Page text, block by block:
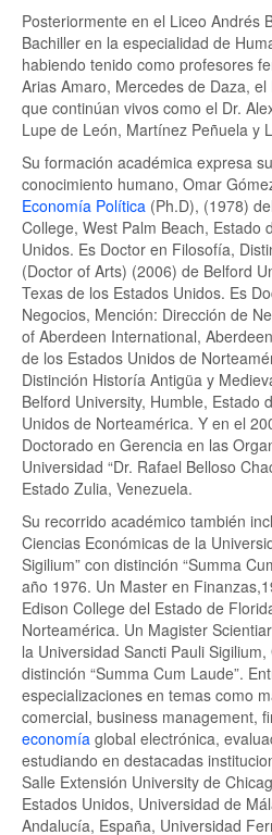
Posteriormente en el Liceo Andrés
Bachiller en la especialidad de
habiendo tenido como profesores
Arias Amaro, Mercedes de Daza,
que continúan vivos como el Dr.
Lupe de León, Martínez Peñuela y
Su formación académica expresa
conocimiento humano, Omar
Economía Política (Ph.D), (1978)
College, West Palm Beach, Estado
Unidos. Es Doctor en Filosofía,
(Doctor of Arts) (2006) de Belford
Texas de los Estados Unidos. Es
Negocios, Mención: Dirección de
of Aberdeen International,
de los Estados Unidos de
Distinción Historía Antigüa y
Belford University, Humble, Estado
Unidos de Norteamérica. Y en el
Doctorado en Gerencia en las
Universidad “Dr. Rafael Belloso
Estado Zulia, Venezuela.
Su recorrido académico también
Ciencias Económicas de la
Sigilium” con distinción “Summa
año 1976. Un Master en
Edison College del Estado de
Norteamérica. Un Magister
la Universidad Sancti Pauli
distinción “Summa Cum Laude”.
especializaciones en temas como
comercial, business management,
economía global electrónica,
estudiando en destacadas
Salle Extensión University de
Estados Unidos, Universidad de
Andalucía, España, Universidad